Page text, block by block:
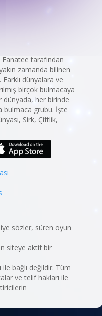
Fanatee tarafından
zamanda bilinen
dünyalara ve
birçok bulmacaya
dünyada, her birinde
bulmaca grubu. İşte
Sirk, Çiftlik,
sözler, süren oyun
siteye aktif bir
bağlı değildir. Tüm
ve telif hakları ile